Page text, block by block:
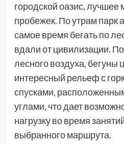
городской оазис, лучшее
пробежек. По утрам парк
самое время бегать по
вдали от цивилизации.
лесного воздуха, бегуны
интересный рельеф с
спусками,
углами, что дает
нагрузку во время
выбранного маршрута.